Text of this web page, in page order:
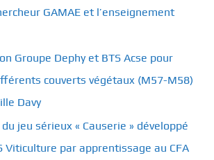
GAMAE et l’enseignement
Groupe Dephy et BTS Acse pour
couverts végétaux (M57-M58)
Davy
jeu sérieux « Causerie » développé
Viticulture par apprentissage au CFA